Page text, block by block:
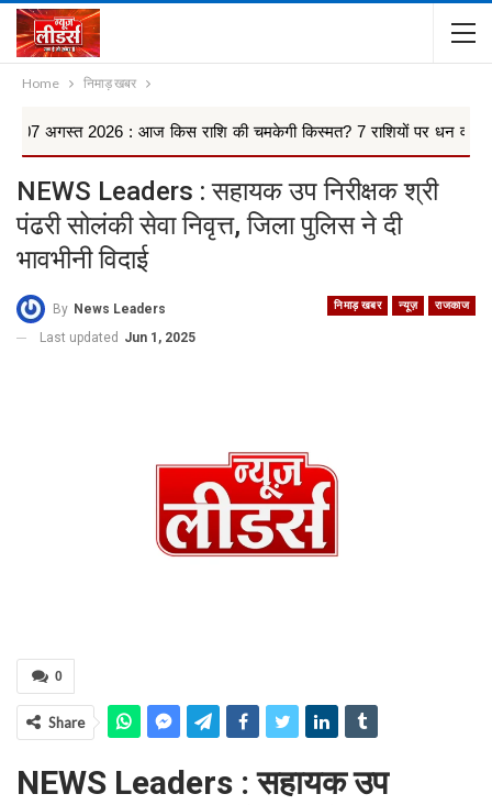
Home निमाड़ खबर
2026 : आज किस राशि की चमकेगी किस्मत? 7 राशियों पर धन वर्षा के योग,
NEWS Leaders : सहायक उप निरीक्षक श्री
पंढरी सोलंकी सेवा निवृत्त, जिला पुलिस ने दी
भावभीनी विदाई
निमाड़ खबर न्यूज़ राजकाज
By News Leaders
Last updated Jun 1, 2025
0
Share
NEWS Leaders : सहायक उप